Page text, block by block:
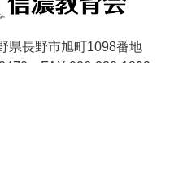
県長野市旭町1098番地
FAX 026-232-1892